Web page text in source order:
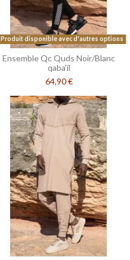
Produit disponible avec d'autres options
Ensemble Qc Quds Noir/Blanc
qaba'il
64,90 €